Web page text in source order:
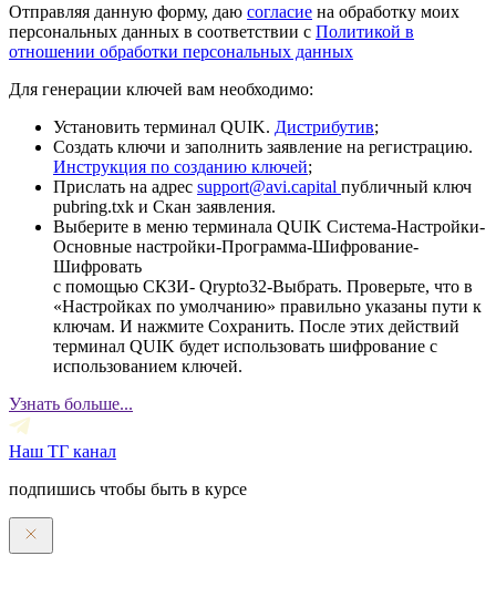
Отправляя данную форму, даю согласие на обработку моих
персональных данных в соответствии с Политикой в
отношении обработки персональных данных
Для генерации ключей вам необходимо:
Установить терминал QUIK. Дистрибутив;
Создать ключи и заполнить заявление на регистрацию.
Инструкция по созданию ключей;
Прислать на адрес support@avi.capital публичный ключ
pubring.txk и Скан заявления.
Выберите в меню терминала QUIK Система-Настройки-
Основные настройки-Программа-Шифрование-
Шифровать
с помощью СКЗИ- Qrypto32-Выбрать. Проверьте, что в
«Настройках по умолчанию» правильно указаны пути к
ключам. И нажмите Сохранить. После этих действий
терминал QUIK будет использовать шифрование с
использованием ключей.
Узнать больше...
Наш ТГ канал
подпишись чтобы быть в курсе